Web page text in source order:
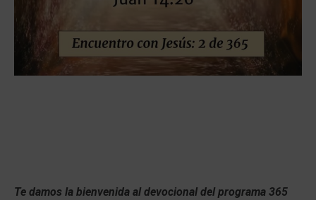
Te damos la bienvenida al devocional del programa 365